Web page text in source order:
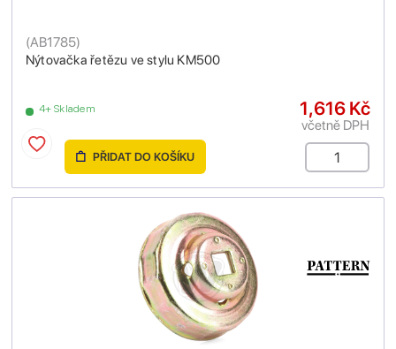
Nýtovačka řetězu ve stylu KM500
(AB1785)
4+ Skladem 1,616 Kč
včetně DPH
PŘIDAT DO KOŠÍKU